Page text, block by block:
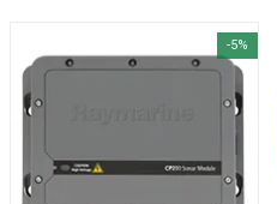
-5%